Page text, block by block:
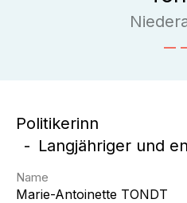
Politikerinn
Langjähriger und
Name
Marie-Antoinette TONDT